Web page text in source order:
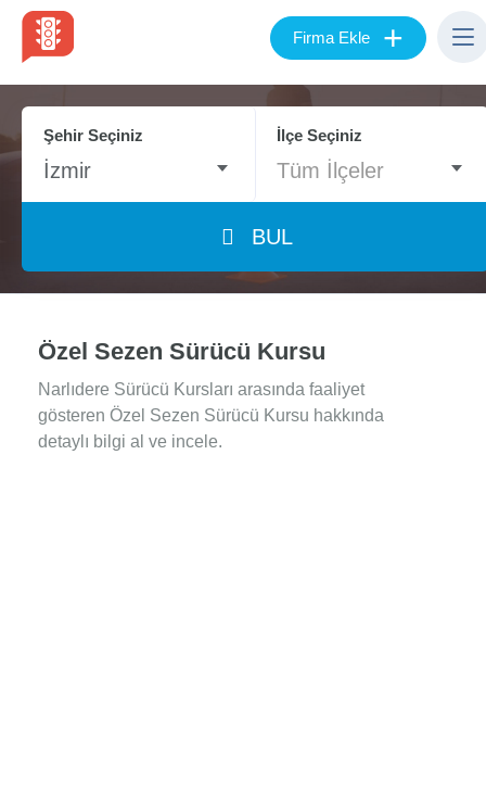
Firma Ekle +
Şehir Seçiniz
İzmir
İlçe Seçiniz
Tüm İlçeler
BUL
Özel Sezen Sürücü Kursu
Narlıdere Sürücü Kursları arasında faaliyet
gösteren Özel Sezen Sürücü Kursu hakkında
detaylı bilgi al ve incele.